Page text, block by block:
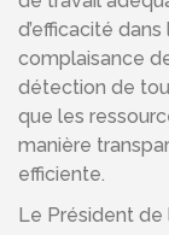
d’efficacité
complaisance
détection de
que les
manière
efficiente.
Le Président de